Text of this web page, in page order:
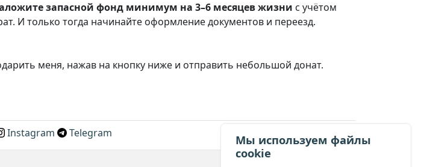
Мы используем файлы
cookie
запасной фонд минимум на 3–6 месяцев жизни с учётом
И только тогда начинайте оформление документов и переезд.
меня, нажав на кнопку ниже и отправить небольшой донат.
Instagram Telegram